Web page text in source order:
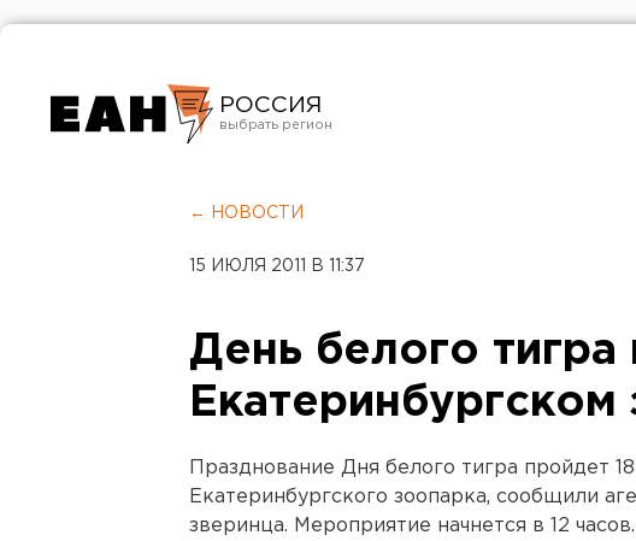
РОССИЯ
Челябинск
← НОВОСТИ
15 ИЮЛЯ 2011 В 11:37
День белого тигра
Екатеринбургском
Празднование Дня белого тигра пройдет
Екатеринбургского зоопарка, сообщили
зверинца. Мероприятие начнется в 12